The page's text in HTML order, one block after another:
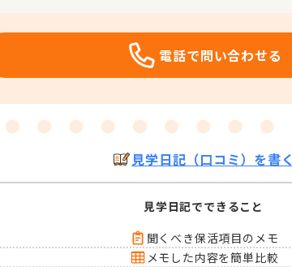
電話で問い合わせる
見学日記（口コミ）を書く
見学日記でできること
聞くべき保活項目のメモ
メモした内容を簡単比較